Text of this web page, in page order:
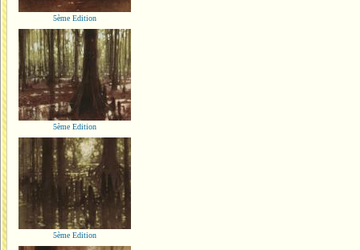
5ème Edition
5ème Edition
5ème Edition